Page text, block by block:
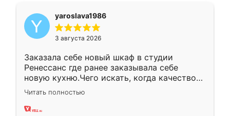
yaroslava1986
3 августа 2026
Заказала себе новый шкаф в студии
Ренессанс где ранее заказывала себе
новую кухню.Чего искать, когда качеством
вполне довольна. Служит кухня уже почти
два года, нареканий нет.
Читать полностью